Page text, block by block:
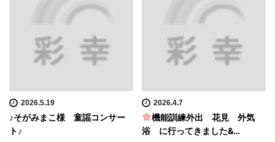
2026.5.19
♪そがみまこ様 童謡コンサー
ト♪
2026.4.7
機能訓練外出 花見 外気
浴 に行ってきました&…